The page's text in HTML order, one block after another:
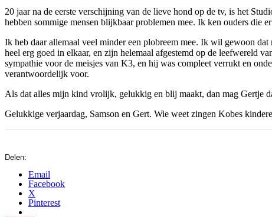
20 jaar na de eerste verschijning van de lieve hond op de tv, is het
hebben sommige mensen blijkbaar problemen mee. Ik ken ouders die
Ik heb daar allemaal veel minder een plobreem mee. Ik wil gewoon
heel erg goed in elkaar, en zijn helemaal afgestemd op de leefwereld
sympathie voor de meisjes van K3, en hij was compleet verrukt en
verantwoordelijk voor.
Als dat alles mijn kind vrolijk, gelukkig en blij maakt, dan mag Gertje
Gelukkige verjaardag, Samson en Gert. Wie weet zingen Kobes
Delen:
Email
Facebook
X
Pinterest